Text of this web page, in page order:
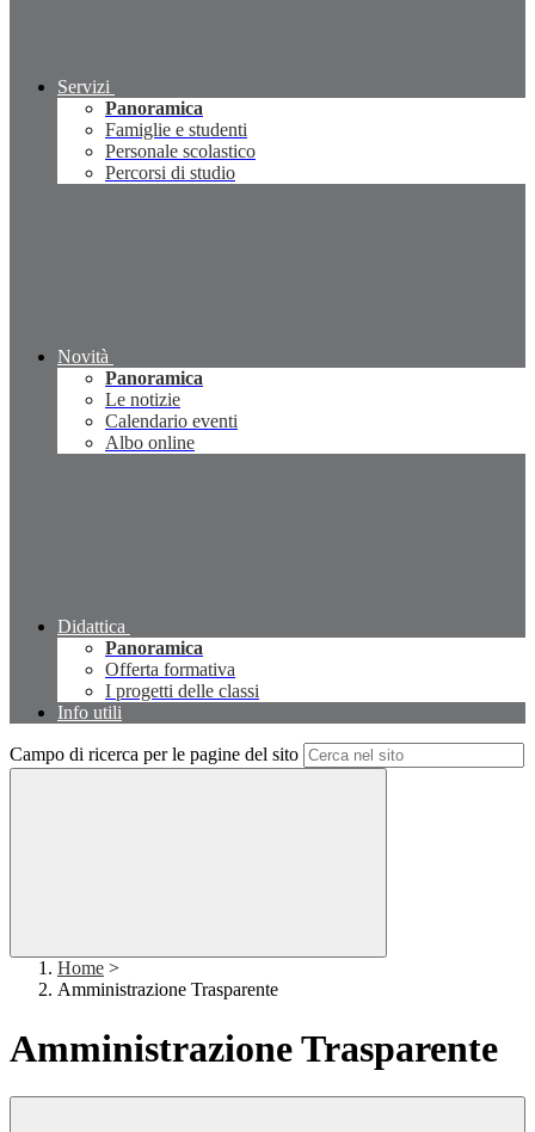
Servizi
Panoramica
Famiglie e studenti
Personale scolastico
Percorsi di studio
Novità
Panoramica
Le notizie
Calendario eventi
Albo online
Didattica
Panoramica
Offerta formativa
I progetti delle classi
Info utili
Campo di ricerca per le pagine del sito
Home >
Amministrazione Trasparente
Amministrazione Trasparente